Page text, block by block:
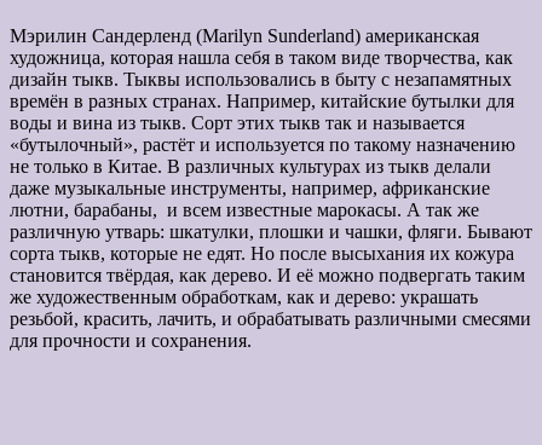
Мэрилин Сандерленд (Marilyn Sunderland) американская
художница, которая нашла себя в таком виде творчества, как
дизайн тыкв. Тыквы использовались в быту с незапамятных
времён в разных странах. Например, китайские бутылки для
воды и вина из тыкв. Сорт этих тыкв так и называется
«бутылочный», растёт и используется по такому назначению
не только в Китае. В различных культурах из тыкв делали
даже музыкальные инструменты, например, африканские
лютни, барабаны, и всем известные марокасы. А так же
различную утварь: шкатулки, плошки и чашки, фляги. Бывают
сорта тыкв, которые не едят. Но после высыхания их кожура
становится твёрдая, как дерево. И её можно подвергать таким
же художественным обработкам, как и дерево: украшать
резьбой, красить, лачить, и обрабатывать различными смесями
для прочности и сохранения.